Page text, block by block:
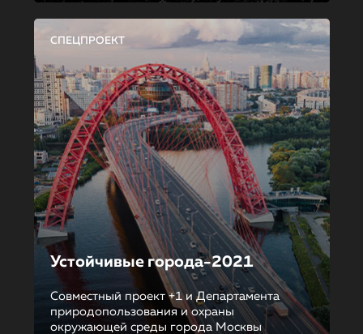
СПЕЦПРОЕКТ
Устойчивые города-2021
Совместный проект +1 и Департамента
природопользования и охраны
окружающей среды города Москвы